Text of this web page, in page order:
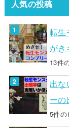
人気の投稿
転生
がき
13件
出
ーの
5件の